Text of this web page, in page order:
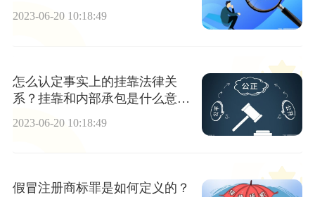
少年？ 全球热文
2023-06-20 10:18:49
怎么认定事实上的挂靠法律关
系？挂靠和内部承包是什么意
2023-06-20 10:18:49
假冒注册商标罪是如何定义的？